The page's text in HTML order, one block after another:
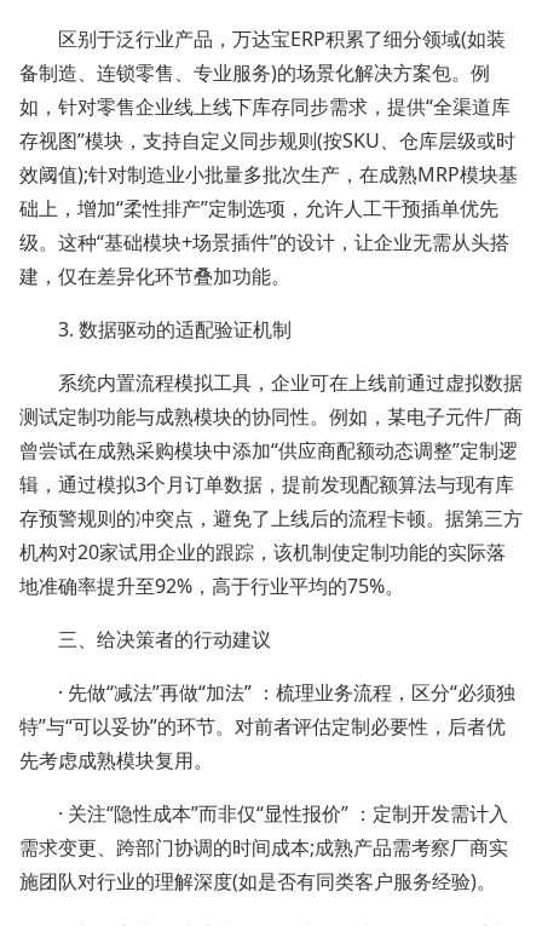
区别于泛行业产品，万达宝ERP积累了细分领域(如装
备制造、连锁零售、专业服务)的场景化解决方案包。例
如，针对零售企业线上线下库存同步需求，提供“全渠道库
存视图”模块，支持自定义同步规则(按SKU、仓库层级或时
效阈值);针对制造业小批量多批次生产，在成熟MRP模块基
础上，增加“柔性排产”定制选项，允许人工干预插单优先
级。这种“基础模块+场景插件”的设计，让企业无需从头搭
建，仅在差异化环节叠加功能。
3. 数据驱动的适配验证机制
系统内置流程模拟工具，企业可在上线前通过虚拟数据
测试定制功能与成熟模块的协同性。例如，某电子元件厂商
曾尝试在成熟采购模块中添加“供应商配额动态调整”定制逻
辑，通过模拟3个月订单数据，提前发现配额算法与现有库
存预警规则的冲突点，避免了上线后的流程卡顿。据第三方
机构对20家试用企业的跟踪，该机制使定制功能的实际落
地准确率提升至92%，高于行业平均的75%。
三、给决策者的行动建议
· 先做“减法”再做“加法” ：梳理业务流程，区分“必须独
特”与“可以妥协”的环节。对前者评估定制必要性，后者优
先考虑成熟模块复用。
· 关注“隐性成本”而非仅“显性报价” ：定制开发需计入
需求变更、跨部门协调的时间成本;成熟产品需考察厂商实
施团队对行业的理解深度(如是否有同类客户服务经验)。